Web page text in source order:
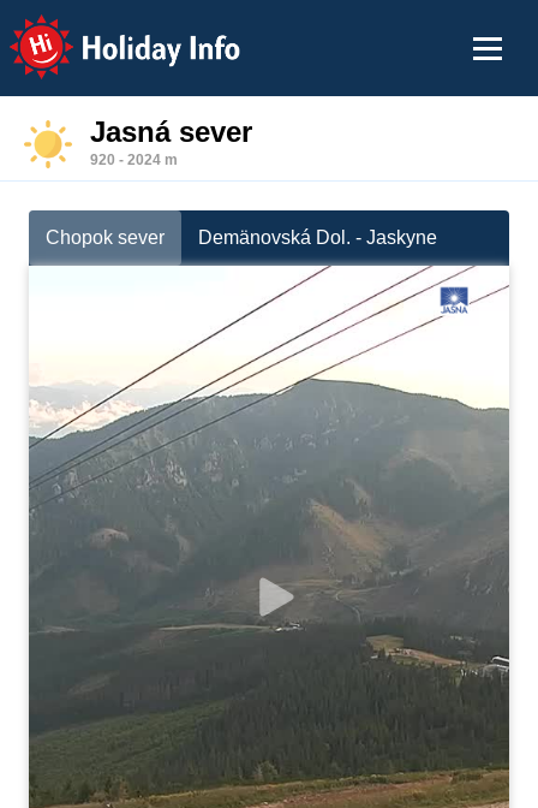
Holiday Info
Jasná sever
920 - 2024 m
Chopok sever Demänovská Dol. - Jaskyne